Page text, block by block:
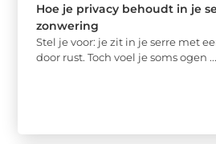
Hoe je privacy behoudt in je
zonwering
Stel je voor: je zit in je serre met
door rust. Toch voel je soms ogen ...